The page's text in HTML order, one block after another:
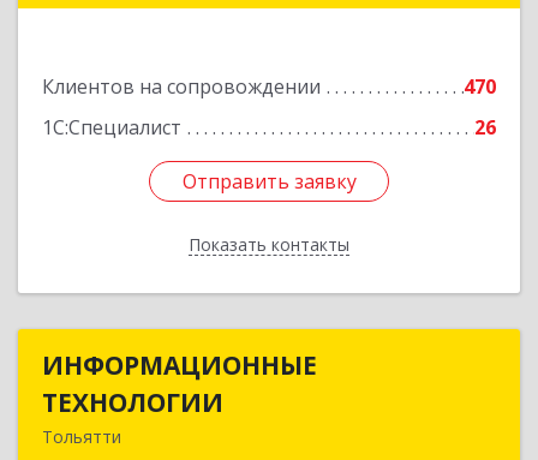
Клиентов на сопровождении
470
1С:Специалист
26
Отправить заявку
Показать контакты
Отправить заявку
Назад
ИНФОРМАЦИОННЫЕ
ТЕХНОЛОГИИ
Тольятти
ИНФОРМАЦИОННЫЕ